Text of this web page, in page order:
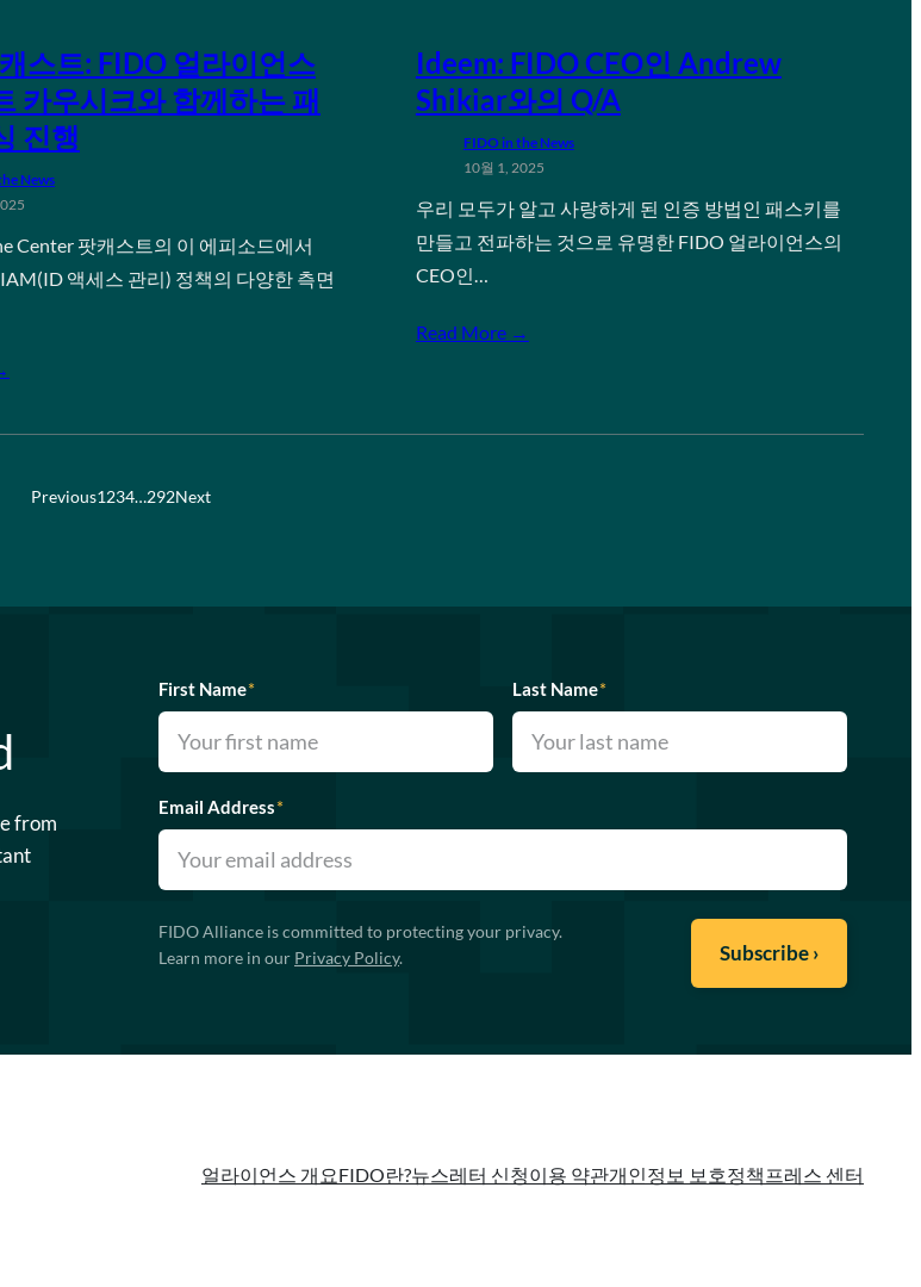
스트: FIDO 얼라이언스
카우시크와 함께하는 패
진행
News
Center 팟캐스트의 이 에피소드에서
액세스 관리) 정책의 다양한 측면
Ideem: FIDO CEO인 Andrew
Shikiar와의 Q/A
FIDO in the News
10월 1, 2025
우리 모두가 알고 사랑하게 된 인증 방법인 패스키를
만들고 전파하는 것으로 유명한 FIDO 얼라이언스의
CEO인…
Read More →
Previous1234…292Next
from
First Name* Last Name*
Email Address*
FIDO Alliance is committed to protecting your privacy.
Learn more in our Privacy Policy.
얼라이언스 개요FIDO란?뉴스레터 신청이용 약관개인정보 보호정책 프레스 센터